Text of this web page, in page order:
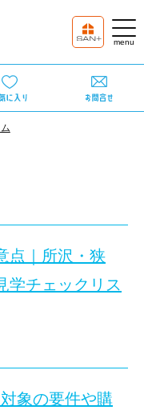
点｜所沢・狭
学チェックリス
き、価格や入居時期を
象の要件や購